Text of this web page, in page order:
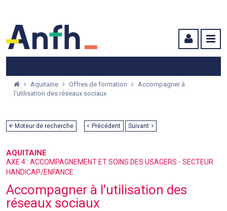
Aquitaine Offres de formation
Accompagner à
l'utilisation des réseaux sociaux
Moteur de recherche Précédent Suivant
AQUITAINE
AXE 4 : ACCOMPAGNEMENT ET SOINS DES USAGERS - SECTEUR
HANDICAP/ENFANCE
Accompagner à l'utilisation des
réseaux sociaux